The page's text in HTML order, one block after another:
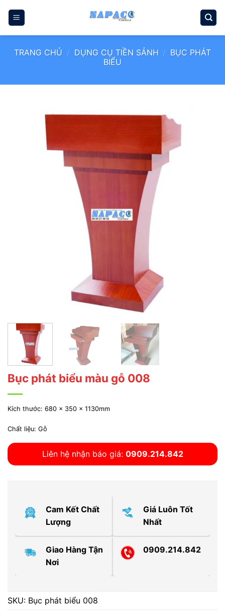
qua
TRANG CHỦ / DỤNG CỤ TIỀN SẢNH / BỤC PHÁT
BIỂU
Bục phát biểu màu gỗ 008
Kích thước: 680 x 350 x 1130mm
Chất liệu: Gỗ
Liên hệ nhận báo giá: 0909.214.842
Cam Kết Chất
Lượng
Giá Luôn Tốt
Nhất
Giao Hàng Tận
Nơi
0909.214.842
SKU: Bục phát biểu 008